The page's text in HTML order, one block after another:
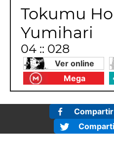
Tokumu
Yumihari
04 :: 028
Ver online
Mega